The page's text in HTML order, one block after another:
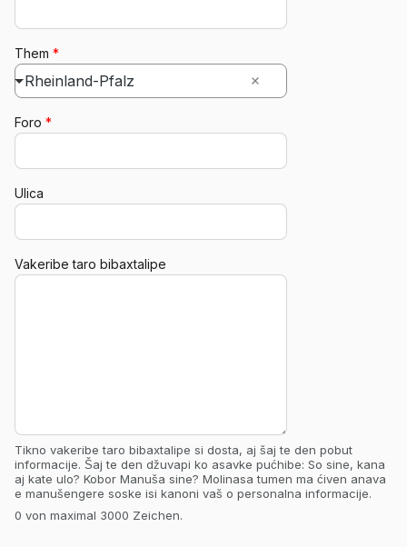
Them *
Rheinland-Pfalz
Foro *
Ulica
Vakeribe taro bibaxtalipe
Tikno vakeribe taro bibaxtalipe si dosta, aj šaj te den pobut
informacije. Šaj te den džuvapi ko asavke pućhibe: So sine, kana
aj kate ulo? Kobor Manuša sine? Molinasa tumen ma ćiven anava
e manušengere soske isi kanoni vaš o personalna informacije.
0 von maximal 3000 Zeichen.